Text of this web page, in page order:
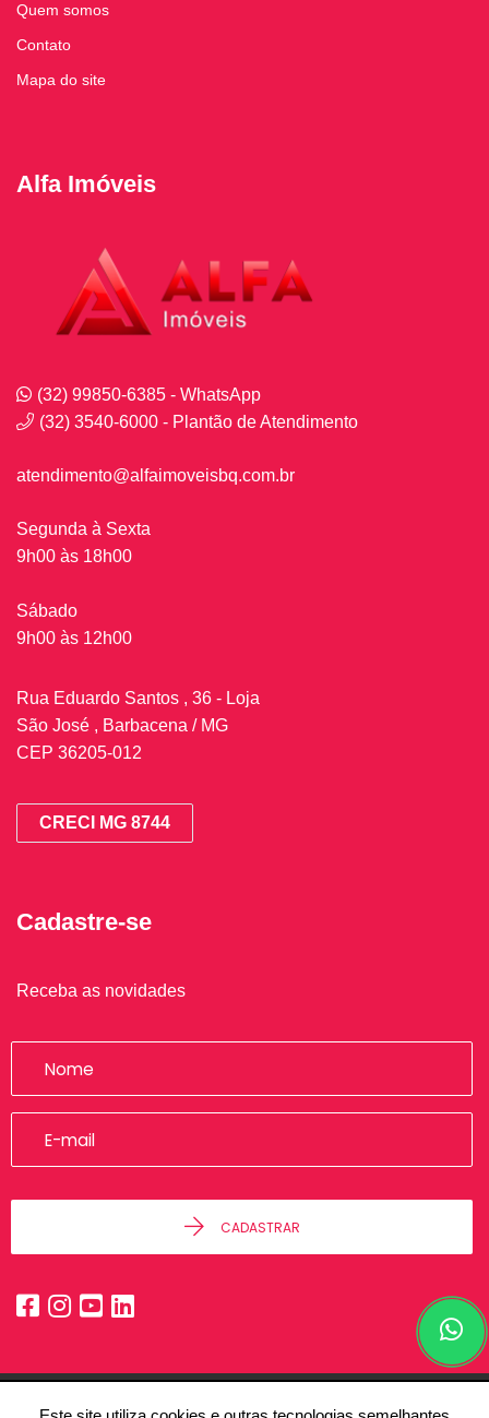
Quem somos
Contato
Mapa do site
Alfa Imóveis
(32) 99850-6385 - WhatsApp
(32) 3540-6000 - Plantão de Atendimento
atendimento@alfaimoveisbq.com.br
Segunda à Sexta
9h00 às 18h00
Sábado
9h00 às 12h00
Rua Eduardo Santos , 36 - Loja
São José , Barbacena / MG
CEP 36205-012
CRECI MG 8744
Cadastre-se
Receba as novidades
CADASTRAR